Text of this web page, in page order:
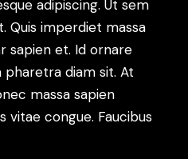
adipiscing. Ut sem
Quis imperdiet massa
sapien et. Id ornare
pharetra diam sit. At
massa sapien
vitae congue. Faucibus